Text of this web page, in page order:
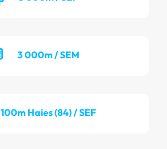
3 000m / SEM
100m Haies (84) / SEF